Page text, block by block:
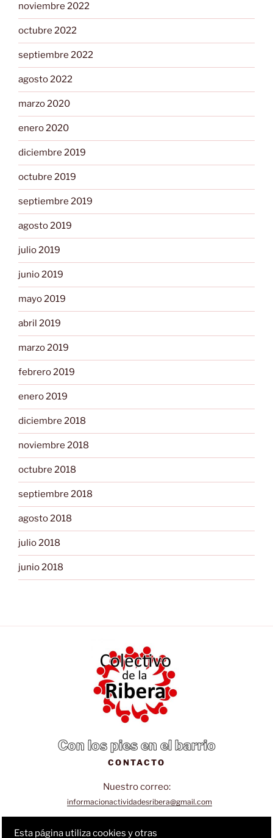
noviembre 2022
octubre 2022
septiembre 2022
agosto 2022
marzo 2020
enero 2020
diciembre 2019
octubre 2019
septiembre 2019
agosto 2019
julio 2019
junio 2019
mayo 2019
abril 2019
marzo 2019
febrero 2019
enero 2019
diciembre 2018
noviembre 2018
octubre 2018
septiembre 2018
agosto 2018
julio 2018
junio 2018
Con los pies en el barrio
CONTACTO
Nuestro correo:
informacionactividadesribera@gmail.com
Sigue nuestra página de Facebook:
Esta página utiliza cookies y otras